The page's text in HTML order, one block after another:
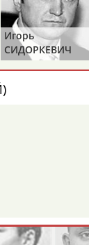
Герман
своей
Игорь
СИДОРКЕВИЧ